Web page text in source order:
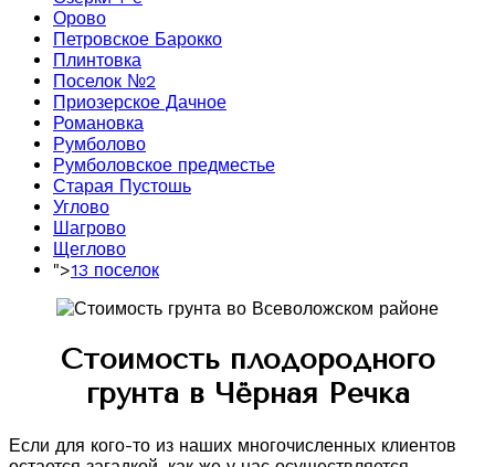
Орово
Петровское Барокко
Плинтовка
Поселок №2
Приозерское Дачное
Романовка
Румболово
Румболовское предместье
Старая Пустошь
Углово
Шагрово
Щеглово
">13 поселок
Стоимость плодородного
грунта в Чёрная Речка
Если для кого-то из наших многочисленных клиентов